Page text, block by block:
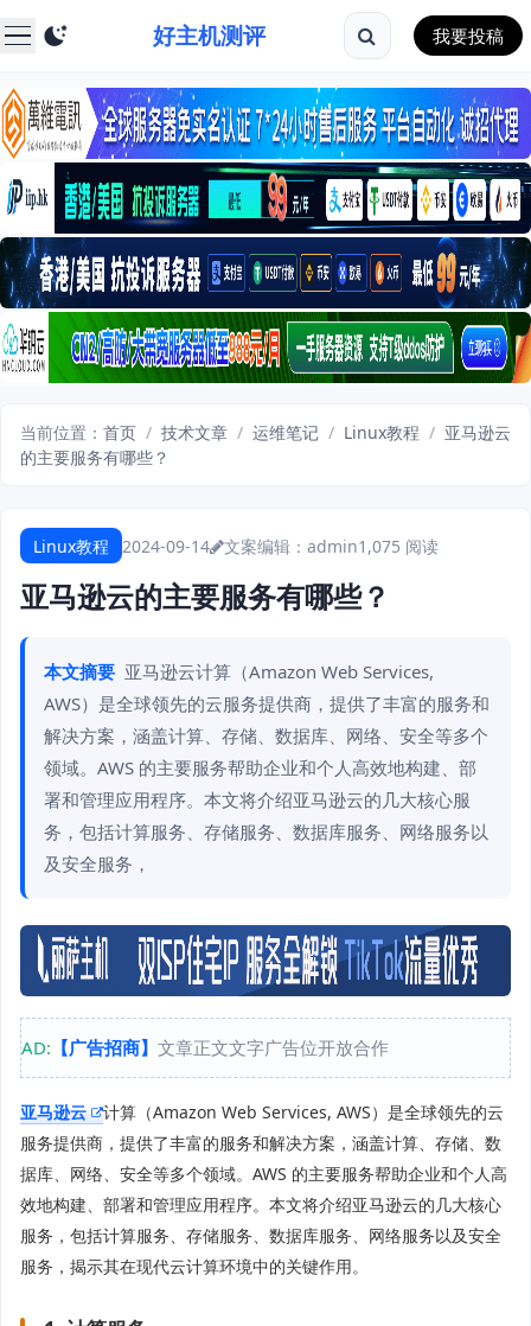
好主机测评 我要投稿
当前位置： 首页 / 技术文章 / 运维笔记 / Linux教程 / 亚马逊云
的主要服务有哪些？
Linux教程 2024-09-14 文案编辑：admin1,075 阅读
亚马逊云的主要服务有哪些？
本文摘要 亚马逊云计算（Amazon Web Services,
AWS）是全球领先的云服务提供商，提供了丰富的服务和
解决方案，涵盖计算、存储、数据库、网络、安全等多个
领域。AWS 的主要服务帮助企业和个人高效地构建、部
署和管理应用程序。本文将介绍亚马逊云的几大核心服
务，包括计算服务、存储服务、数据库服务、网络服务以
及安全服务，
AD: 【广告招商】 文章正文文字广告位开放合作
亚马逊云
计算（Amazon Web Services, AWS）是全球领先的云
服务提供商，提供了丰富的服务和解决方案，涵盖计算、存储、数
据库、网络、安全等多个领域。AWS 的主要服务帮助企业和个人高
效地构建、部署和管理应用程序。本文将介绍亚马逊云的几大核心
服务，包括计算服务、存储服务、数据库服务、网络服务以及安全
服务，揭示其在现代云计算环境中的关键作用。